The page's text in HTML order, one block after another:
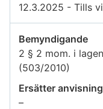
12.3.2025 - Tills
Bemyndigande
2 § 2 mom. i
(503/2010)
Ersätter
–Uppgiften